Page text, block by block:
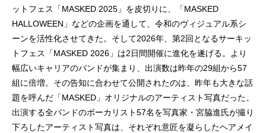
ットフェス「MASKED 2025」を皮切りに、「MASKED
HALLOWEEN」などの企画を通して、令和のヴィジュアル系シ
ーンを活性化させてきた。そして2026年、第2回となるサーキッ
トフェス「MASKED 2026」は2日間開催に進化を遂げる。より
幅広いキャリアのバンドが集まり、出演数は昨年の29組から57
組に倍増。その告知に合わせて公開されたのは、昨年も大きな話
題を呼んだ「MASKED」オリジナルのアーティスト写真だった。
出演する全バンドのボーカリスト57名を写真家・宮脇進氏が撮り
下ろしたアーティスト写真は、それぞれ意匠を凝らしたヘアメイ